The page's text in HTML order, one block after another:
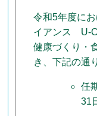
令和5年度に
イアンス U-
健康づくり・
き、下記の通
任
31